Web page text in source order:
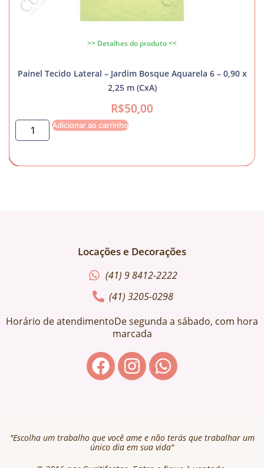
>> Detalhes do produto <<
Painel Tecido Lateral – Jardim Bosque Aquarela 6 – 0,90 x
2,25 m (CxA)
R$50,00
Adicionar ao carrinho
Locações e Decorações
(41) 9 8412-2222
(41) 3205-0298
Horário de atendimentoDe segunda a sábado, com hora
marcada
"Escolha um trabalho que você ame e não terás que trabalhar um
único dia em sua vida"